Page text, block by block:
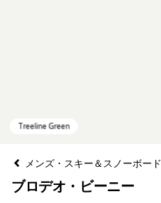
メンズ・スキー＆スノーボード
ブロデオ・ビーニー